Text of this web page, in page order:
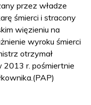
przez władze
śmierci i stracony
więzieniu na
wyroku śmierci
otrzymał
2013 r. pośmiertnie